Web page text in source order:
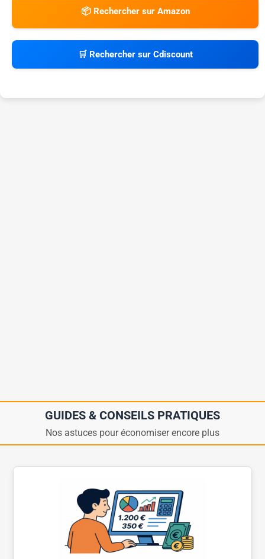
📦 Rechercher sur Amazon
🛒 Rechercher sur Cdiscount
GUIDES & CONSEILS PRATIQUES
Nos astuces pour économiser encore plus